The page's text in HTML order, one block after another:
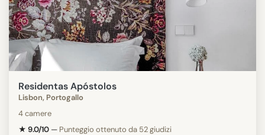
Residentas Apóstolos
Lisbon, Portogallo
4 camere
★ 9.0/10 — Punteggio ottenuto da 52 giudizi